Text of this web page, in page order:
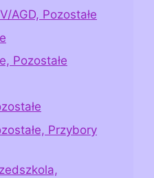
AGD, Pozostałe
Pozostałe
Przybory